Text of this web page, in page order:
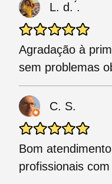
L. d. ́.
Agradação à
sem problemas
C. S.
Bom
profissionais